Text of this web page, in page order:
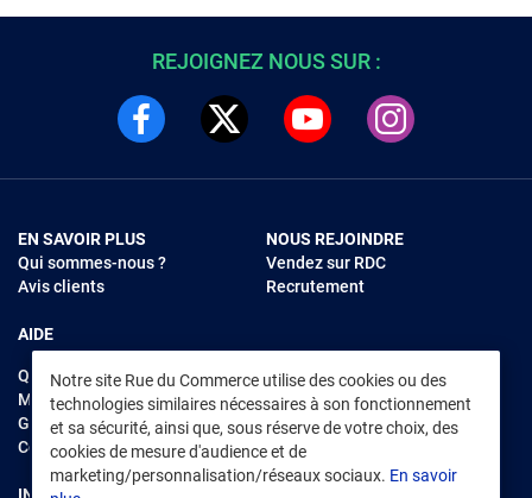
REJOIGNEZ NOUS SUR :
EN SAVOIR PLUS
Qui sommes-nous ?
Avis clients
AIDE
Questions fréquentes
Modes de règlements
Garantie et retours
Contacter Rue du Commerce
NOUS REJOINDRE
Vendez sur RDC
Recrutement
INFORMATIONS LÉGALES
Notre site Rue du Commerce utilise des cookies ou des
technologies similaires nécessaires à son fonctionnement
et sa sécurité, ainsi que, sous réserve de votre choix, des
cookies de mesure d'audience et de
marketing/personnalisation/réseaux sociaux. En savoir